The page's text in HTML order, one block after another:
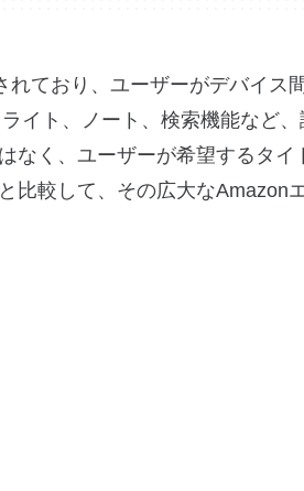
ており、ユーザーがデバイス
イト、ノート、検索機能など
なく、ユーザーが希望するタ
比較して、その広大なAmazon